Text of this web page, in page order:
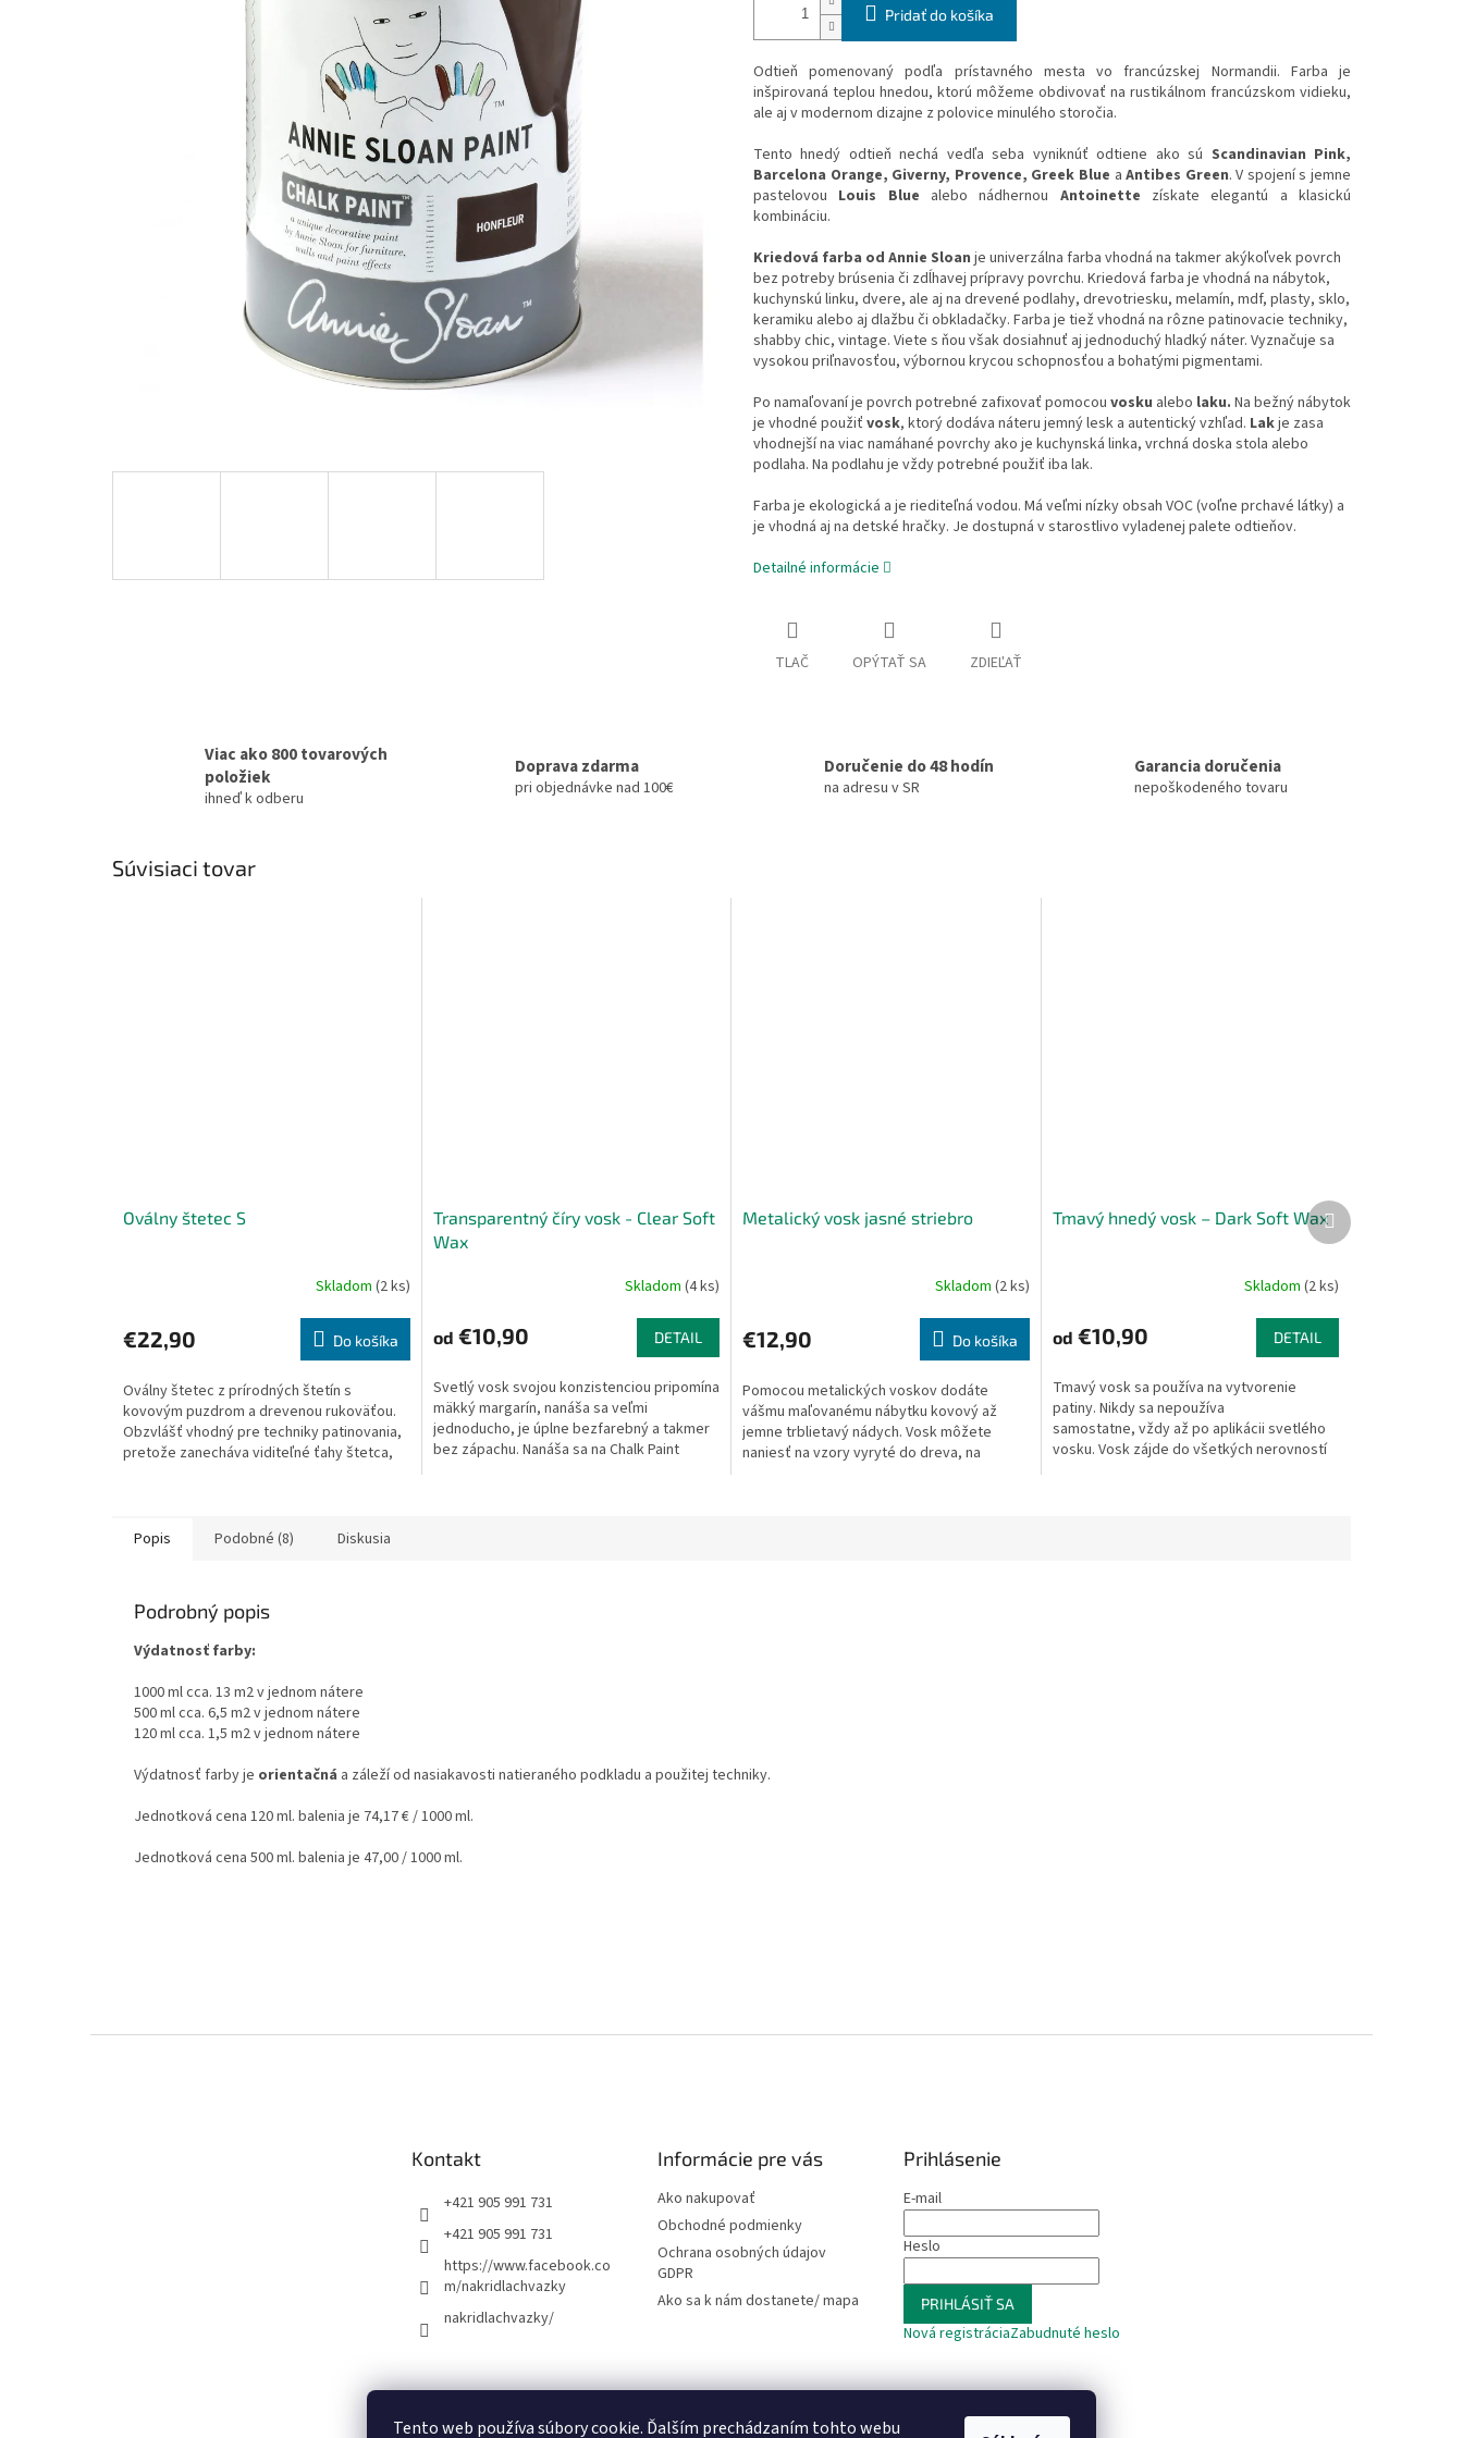
Tento web používa súbory cookie. Ďalším prechádzaním tohto webu
Pridať do košíka
Odtieň pomenovaný podľa prístavného mesta vo francúzskej Normandii. Farba je
inšpirovaná teplou hnedou, ktorú môžeme obdivovať na rustikálnom francúzskom vidieku,
ale aj v modernom dizajne z polovice minulého storočia.
Tento hnedý odtieň nechá vedľa seba vyniknúť odtiene ako sú Scandinavian Pink,
Barcelona Orange, Giverny, Provence, Greek Blue a Antibes Green. V spojení s jemne
pastelovou Louis Blue alebo nádhernou Antoinette získate elegantú a klasickú
kombináciu.
Kriedová farba od Annie Sloan je univerzálna farba vhodná na takmer akýkoľvek povrch
bez potreby brúsenia či zdĺhavej prípravy povrchu. Kriedová farba je vhodná na nábytok,
kuchynskú linku, dvere, ale aj na drevené podlahy, drevotriesku, melamín, mdf, plasty, sklo,
keramiku alebo aj dlažbu či obkladačky. Farba je tiež vhodná na rôzne patinovacie techniky,
shabby chic, vintage. Viete s ňou však dosiahnuť aj jednoduchý hladký náter. Vyznačuje sa
vysokou priľnavosťou, výbornou krycou schopnosťou a bohatými pigmentami.
Po namaľovaní je povrch potrebné zafixovať pomocou vosku alebo laku. Na bežný nábytok
je vhodné použiť vosk, ktorý dodáva náteru jemný lesk a autentický vzhľad. Lakje zasa
vhodnejší na viac namáhané povrchy ako je kuchynská linka, vrchná doska stola alebo
podlaha. Na podlahu je vždy potrebné použiť iba lak.
Farba je ekologická a je riediteľná vodou. Má veľmi nízky obsah VOC (voľne prchavé látky) a
je vhodná aj na detské hračky. Je dostupná v starostlivo vyladenej palete odtieňov.
Detailné informácie
TLAČ OPÝTAŤ SA ZDIEĽAŤ
Viac ako 800 tovarových
položiek
ihneď k odberu
Doprava zdarma
pri objednávke nad 100€
Doručenie do 48 hodín
na adresu v SR
Garancia doručenia
nepoškodeného tovaru
Súvisiaci tovar
Oválny štetec S
Skladom (2 ks)
€22,90 Do košíka
Oválny štetec z prírodných štetín s
kovovým puzdrom a drevenou rukoväťou.
Obzvlášť vhodný pre techniky patinovania,
pretože zanecháva viditeľné ťahy štetca,
Transparentný číry vosk - Clear Soft
Wax
Skladom (4 ks)
od €10,90 DETAIL
Svetlý vosk svojou konzistenciou pripomína
mäkký margarín, nanáša sa veľmi
jednoducho, je úplne bezfarebný a takmer
bez zápachu. Nanáša sa na Chalk Paint
Metalický vosk jasné striebro
Skladom (2 ks)
€12,90 Do košíka
Pomocou metalických voskov dodáte
vášmu maľovanému nábytku kovový až
jemne trblietavý nádych. Vosk môžete
naniesť na vzory vyryté do dreva, na
Tmavý hnedý vosk – Dark Soft Wax
Skladom (2 ks)
od €10,90 DETAIL
Tmavý vosk sa používa na vytvorenie
patiny. Nikdy sa nepoužíva
samostatne, vždy až po aplikácii svetlého
vosku. Vosk zájde do všetkých nerovností
Ďalší
produkt
Popis Podobné (8) Diskusia
Podrobný popis
Výdatnosť farby:
1000 ml cca. 13 m2 v jednom nátere
500 ml cca. 6,5 m2 v jednom nátere
120 ml cca. 1,5 m2 v jednom nátere
Výdatnosť farby je orientačná a záleží od nasiakavosti natieraného podkladu a použitej techniky.
Jednotková cena 120 ml. balenia je 74,17 € / 1000 ml.
Jednotková cena 500 ml. balenia je 47,00 / 1000 ml.
Kontakt
+421 905 991 731
+421 905 991 731
https://www.facebook.co
m/nakridlachvazky
nakridlachvazky/
Informácie pre vás
Ako nakupovať
Obchodné podmienky
Ochrana osobných údajov
GDPR
Ako sa k nám dostanete/ mapa
Prihlásenie
E-mail
Heslo
PRIHLÁSIŤ SA
Nová registráciaZabudnuté heslo